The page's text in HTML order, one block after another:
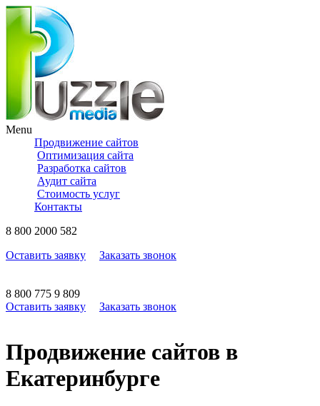
Menu
Продвижение сайтов
Оптимизация сайта
Разработка сайтов
Аудит сайта
Стоимость услуг
Контакты
8 800 2000 582
Оставить заявку
Заказать звонок
8 800 775 9 809
Оставить заявку
Заказать звонок
Продвижение сайтов в
Екатеринбурге